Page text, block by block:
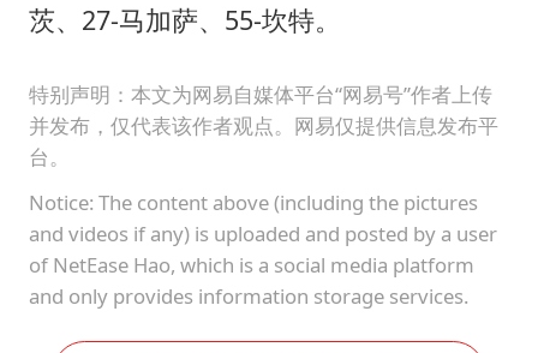
茨、27-马加萨、55-坎特。
特别声明：本文为网易自媒体平台“网易号”作者上传
并发布，仅代表该作者观点。网易仅提供信息发布平
台。
Notice: The content above (including the pictures
and videos if any) is uploaded and posted by a user
of NetEase Hao, which is a social media platform
and only provides information storage services.